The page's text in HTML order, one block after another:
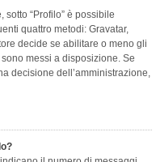
“Profilo” è possibile
quattro metodi: Gravatar,
decide se abilitare o meno gli
messi a disposizione. Se
decisione dell’amministrazione,